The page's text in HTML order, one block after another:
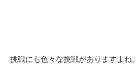
挑戦にも色々な挑戦がありますよね。